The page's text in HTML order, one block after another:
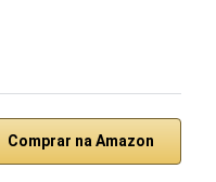
Comprar na Amazon